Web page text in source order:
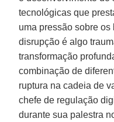
tecnológicas que
uma pressão sobre os
disrupção é algo
transformação
combinação de
ruptura na cadeia de
chefe de regulação
durante sua palestra